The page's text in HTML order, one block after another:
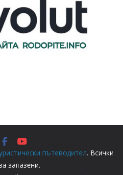
пътеводител. Всички
запазени.